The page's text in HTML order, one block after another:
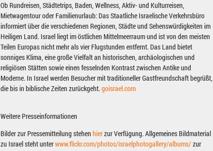
Ob Rundreisen, Städtetrips, Baden, Wellness, Aktiv- und Kulturreisen,
Mietwagentour oder Familienurlaub: Das Staatliche Israelische Verkehrsbüro
informiert über die verschiedenen Regionen, Städte und Sehenswürdigkeiten im
Heiligen Land. Israel liegt im östlichen Mittelmeerraum und ist von den meisten
Teilen Europas nicht mehr als vier Flugstunden entfernt. Das Land bietet
sonniges Klima, eine große Vielfalt an historischen, archäologischen und
religiösen Stätten sowie einen fesselnden Kontrast zwischen Antike und
Moderne. In Israel werden Besucher mit traditioneller Gastfreundschaft begrüßt,
die bis in biblische Zeiten zurückgeht.goisrael.com
Weitere Presseinformationen
Bilder zur Pressemitteilung stehen hierzur Verfügung. Allgemeines Bildmaterial
zu Israel steht unterwww.flickr.com/photos/israelphotogallery/albums/zur